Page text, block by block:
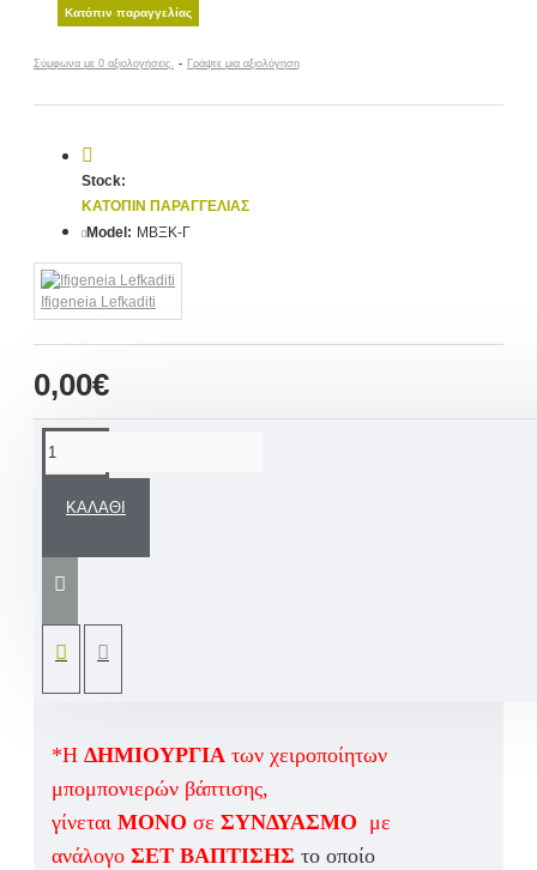
Κατόπιν παραγγελίας
Σύμφωνα με 0 αξιολογήσεις. - Γράψτε μια αξιολόγηση
0,00€
Stock:
ΚΑΤΌΠΙΝ ΠΑΡΑΓΓΕΛΊΑΣ
Model: ΜΒΞΚ-Γ
Ifigeneia Lefkaditi
ΚΑΛΆΘΙ
πρωτοτυπήστε με αυτά τα πανέμορφα και άκρως
ρομαντικά Χειροποίητα Ξύλινα καλαθάκια ,
εσείς επιθυμείτε κατόπιν παραγγελίας!
*Η ΔΗΜΙΟΥΡΓΙΑ των χειροποίητων
μπομπονιερών βάπτισης,
γίνεται ΜΟΝΟ σε ΣΥΝΔΥΑΣΜΟ με
ανάλογο ΣΕΤ ΒΑΠΤΙΣΗΣ το οποίο